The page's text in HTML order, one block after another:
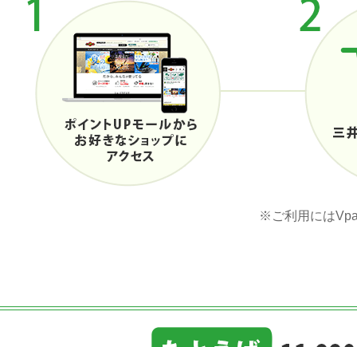
※ご利用には